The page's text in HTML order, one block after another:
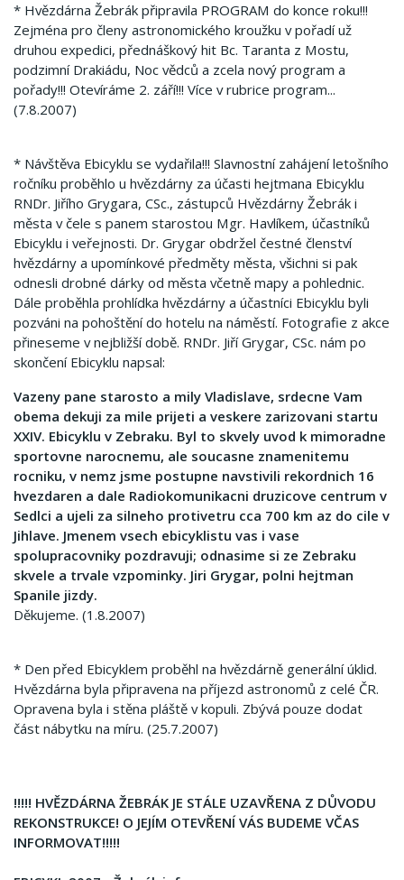
* Hvězdárna Žebrák připravila PROGRAM do konce roku!!!
Zejména pro členy astronomického kroužku v pořadí už
druhou expedici, přednáškový hit Bc. Taranta z Mostu,
podzimní Drakiádu, Noc vědců a zcela nový program a
pořady!!! Otevíráme 2. září!!! Více v rubrice program...
(7.8.2007)
* Návštěva Ebicyklu se vydařila!!! Slavnostní zahájení letošního
ročníku proběhlo u hvězdárny za účasti hejtmana Ebicyklu
RNDr. Jiřího Grygara, CSc., zástupců Hvězdárny Žebrák i
města v čele s panem starostou Mgr. Havlíkem, účastníků
Ebicyklu i veřejnosti. Dr. Grygar obdržel čestné členství
hvězdárny a upomínkové předměty města, všichni si pak
odnesli drobné dárky od města včetně mapy a pohlednic.
Dále proběhla prohlídka hvězdárny a účastníci Ebicyklu byli
pozváni na pohoštění do hotelu na náměstí. Fotografie z akce
přineseme v nejbližší době. RNDr. Jiří Grygar, CSc. nám po
skončení Ebicyklu napsal:
Vazeny pane starosto a mily Vladislave, srdecne Vam
obema dekuji za mile prijeti a veskere zarizovani startu
XXIV. Ebicyklu v Zebraku. Byl to skvely uvod k mimoradne
sportovne narocnemu, ale soucasne znamenitemu
rocniku, v nemz jsme postupne navstivili rekordnich 16
hvezdaren a dale Radiokomunikacni druzicove centrum v
Sedlci a ujeli za silneho protivetru cca 700 km az do cile v
Jihlave. Jmenem vsech ebicyklistu vas i vase
spolupracovniky pozdravuji; odnasime si ze Zebraku
skvele a trvale vzpominky. Jiri Grygar, polni hejtman
Spanile jizdy.
Děkujeme. (1.8.2007)
* Den před Ebicyklem proběhl na hvězdárně generální úklid.
Hvězdárna byla připravena na příjezd astronomů z celé ČR.
Opravena byla i stěna pláště v kopuli. Zbývá pouze dodat
část nábytku na míru. (25.7.2007)
!!!!! HVĚZDÁRNA ŽEBRÁK JE STÁLE UZAVŘENA Z DŮVODU
REKONSTRUKCE! O JEJÍM OTEVŘENÍ VÁS BUDEME VČAS
INFORMOVAT!!!!!